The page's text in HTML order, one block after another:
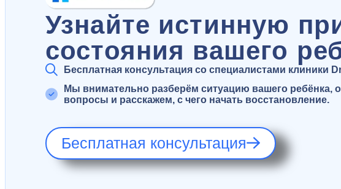
Узнайте истинную
состояния вашего
Бесплатная консультация со специалистами клиники
Мы внимательно разберём ситуацию вашего ребёнка,
вопросы и расскажем, с чего начать восстановление.
Бесплатная консультация